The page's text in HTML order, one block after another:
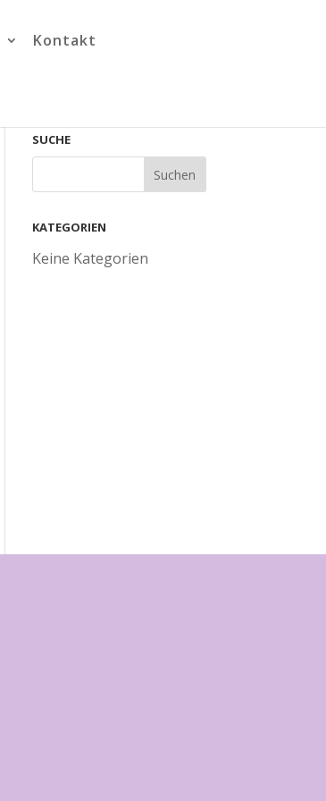
Kontakt
SUCHE
KATEGORIEN
Keine Kategorien